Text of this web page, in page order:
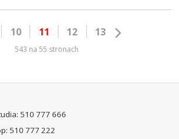
10 11 12 13
543 na 55 stronach
510 777 666
510 777 222